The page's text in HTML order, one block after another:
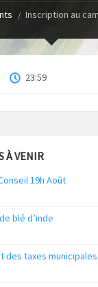
Inscription au
23:59
À VENIR
19h Août
blé d’inde
des taxes municipales